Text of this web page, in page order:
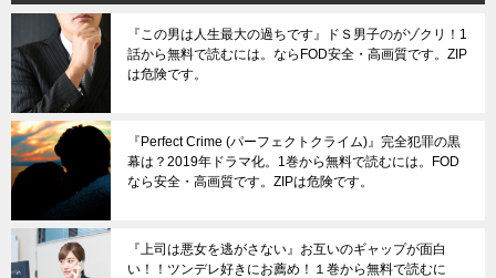
『この男は人生最大の過ちです』ドＳ男子のがゾクリ！1
話から無料で読むには。ならFOD安全・高画質です。ZIP
は危険です。
『Perfect Crime (パーフェクトクライム)』完全犯罪の黒
幕は？2019年ドラマ化。1巻から無料で読むには。FOD
なら安全・高画質です。ZIPは危険です。
『上司は悪女を逃がさない』お互いのギャップが面白
い！！ツンデレ好きにお薦め！１巻から無料で読むに